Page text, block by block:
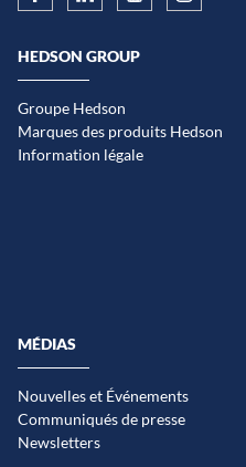
HEDSON GROUP
Groupe Hedson
Marques des produits Hedson
Information légale
MÉDIAS
Nouvelles et Événements
Communiqués de presse
Newsletters